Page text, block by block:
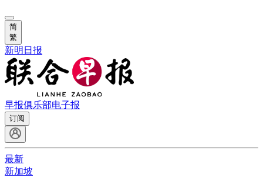
简
繁
新明日报
早报俱乐部电子报
订阅
最新
新加坡